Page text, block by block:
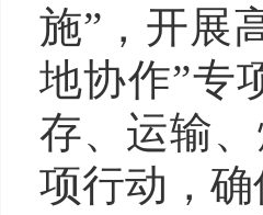
施”，开展
地协作”专
存、运输
项行动，